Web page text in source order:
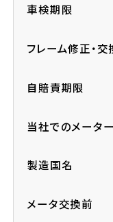
車検期限
フレーム修正・交
自賠責期限
当社でのメータ
製造国名
メータ交換前
埼玉県
ホンダドリ
ホンダドリ
ホンダドリ
ホンダドリ
ホンダドリ